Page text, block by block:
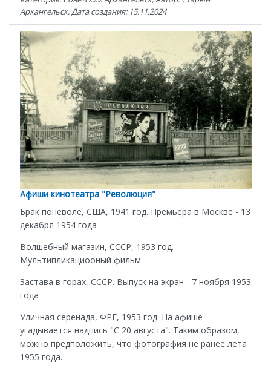
Архангельск, Дата создания: 15.11.2024
Афиши кинотеатра "Революция"
Брак поневоле, США, 1941 год. Премьера в Москве - 13
декабря 1954 года
Волшебный магазин, СССР, 1953 год.
Мультипликациооный фильм
Застава в горах, СССР. Выпуск на экран - 7 ноября 1953
года
Уличная серенада, ФРГ, 1953 год. На афише
угадывается надпись "С 20 августа". Таким образом,
можно предположить, что фотография не ранее лета
1955 года.